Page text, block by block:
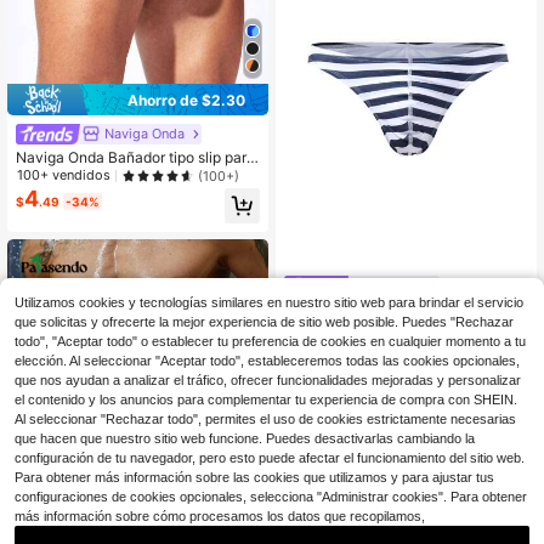
Ahorro de $2.30
Naviga Onda
Naviga Onda Bañador tipo slip para
hombre con cintura elástica de colo
r en contraste, estilo hawaiano, par
a vacaciones
100+ vendidos (100+)
$4.49 -34%
ZELFYO Bañador tipo tanga a rayas
para hombre, de moda para verano
y vacaciones
#3 Bestseller
en 1~4 USD Bañadores cortos tipo slip para hombre
200+ vendidos
3 -33%
Utilizamos cookies y tecnologías similares en nuestro sitio web para brindar el servicio
que solicitas y ofrecerte la mejor experiencia de sitio web posible. Puedes "Rechazar
todo", "Aceptar todo" o establecer tu preferencia de cookies en cualquier momento a tu
elección. Al seleccionar "Aceptar todo", estableceremos todas las cookies opcionales,
que nos ayudan a analizar el tráfico, ofrecer funcionalidades mejoradas y personalizar
el contenido y los anuncios para complementar tu experiencia de compra con SHEIN.
Al seleccionar "Rechazar todo", permites el uso de cookies estrictamente necesarias
que hacen que nuestro sitio web funcione. Puedes desactivarlas cambiando la
configuración de tu navegador, pero esto puede afectar el funcionamiento del sitio web.
Para obtener más información sobre las cookies que utilizamos y para ajustar tus
configuraciones de cookies opcionales, selecciona "Administrar cookies". Para obtener
más información sobre cómo procesamos los datos que recopilamos,